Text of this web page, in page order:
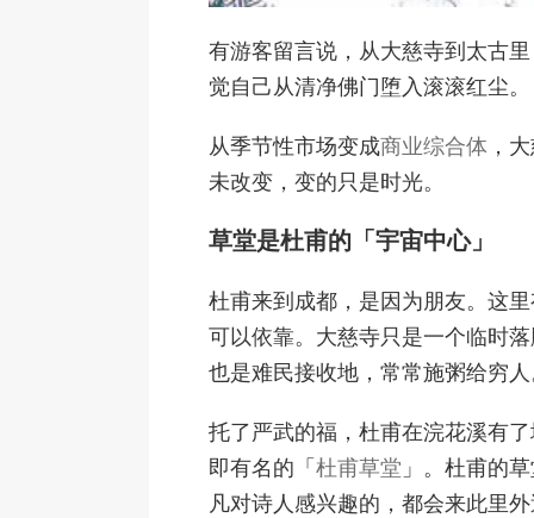
有游客留言说，从大慈寺到太古
觉自己从清净佛门堕入滚滚红尘。
从季节性市场变成商业综合体 ，
未改变，变的只是时光。
草堂是杜甫的「宇宙中心」
杜甫来到成都，是因为朋友。这
可以依靠。大慈寺只是一个临时
也是难民接收地，常常施粥给穷
托了严武的福，杜甫在浣花溪有
即有名的「杜甫草堂 」。杜甫的
凡对诗人感兴趣的，都会来此里